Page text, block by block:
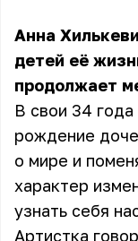
Анна
детей её
продолжает
В свои 34 года
рождение
о мире и
характер
узнать себя
Артистка